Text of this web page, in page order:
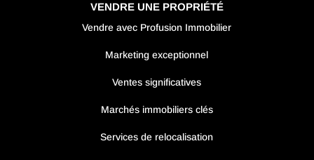
VENDRE UNE PROPRIÉTÉ
Vendre avec Profusion Immobilier
Marketing exceptionnel
Ventes significatives
Marchés immobiliers clés
Services de relocalisation